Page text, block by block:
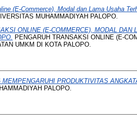
(E-Commerce), Modal dan Lama Usaha
MUHAMMADIYAH PALOPO.
ONLINE (E-COMMERCE), MODAL DAN
PENGARUH TRANSAKSI ONLINE (E-
UMKM DI KOTA PALOPO.
PRODUKTIVITAS
PALOPO.